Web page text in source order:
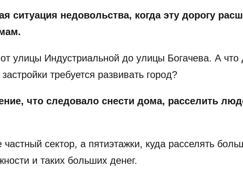
ситуация недовольства, когда эту дорогу
улицы Индустриальной до улицы Богачева. А что
требуется развивать город?
что следовало снести дома, расселить
сектор, а пятиэтажки, куда расселять
и таких больших денег.